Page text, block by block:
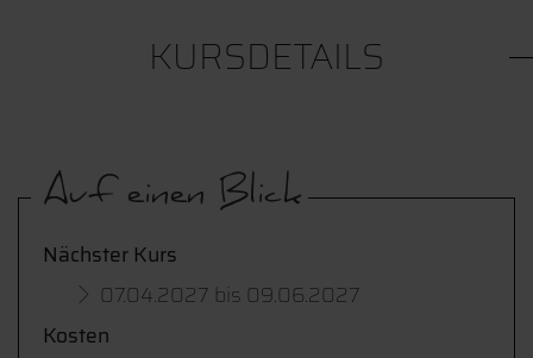
KURSDETAILS
Auf einen Blick
Nächster Kurs
07.04.2027 bis 09.06.2027
Kosten